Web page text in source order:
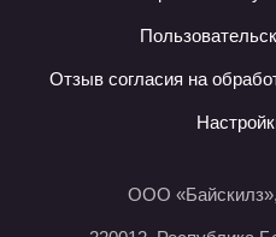
Отзыв согласия на
ООО